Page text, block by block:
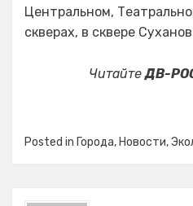
Центральном,
скверах, в сквере
ЧитайтеДВ-
Posted in Города, Новости,